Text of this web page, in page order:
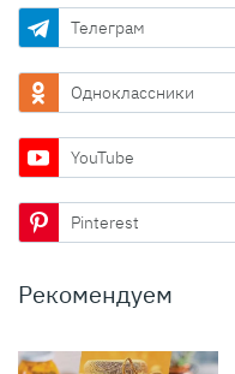
Телеграм
Одноклассники
YouTube
Pinterest
Рекомендуем